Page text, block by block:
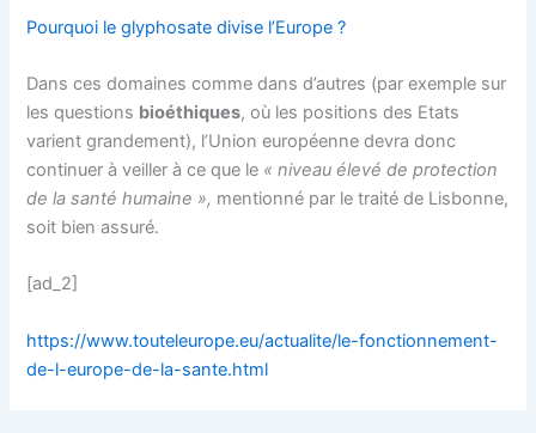
Pourquoi le glyphosate divise l’Europe ?
Dans ces domaines comme dans d’autres (par exemple sur
les questions bioéthiques, où les positions des Etats
varient grandement), l’Union européenne devra donc
continuer à veiller à ce que le « niveau élevé de protection
de la santé humaine », mentionné par le traité de Lisbonne,
soit bien assuré.
[ad_2]
https://www.touteleurope.eu/actualite/le-fonctionnement-
de-l-europe-de-la-sante.html